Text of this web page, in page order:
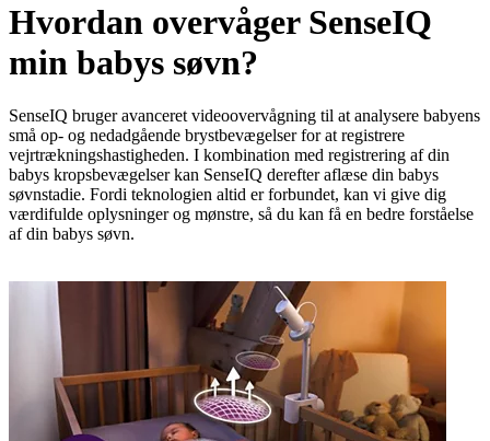
Hvordan overvåger SenseIQ
min babys søvn?
SenseIQ bruger avanceret videoovervågning til at analysere babyens
små op- og nedadgående brystbevægelser for at registrere
vejrtrækningshastigheden. I kombination med registrering af din
babys kropsbevægelser kan SenseIQ derefter aflæse din babys
søvnstadie. Fordi teknologien altid er forbundet, kan vi give dig
værdifulde oplysninger og mønstre, så du kan få en bedre forståelse
af din babys søvn.